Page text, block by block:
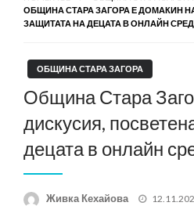
ОБЩИНА СТАРА ЗАГОРА Е ДОМАКИН
ЗАЩИТАТА НА ДЕЦАТА В ОНЛАЙН
ОБЩИНА СТАРА ЗАГОРА
Община Стара
дискусия,
децата в онлайн
Живка Кехайова
Posted